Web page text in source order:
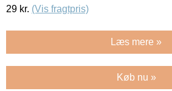
29 kr. (Vis fragtpris)
Læs mere »
Køb nu »